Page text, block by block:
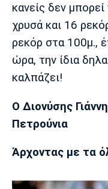
κανείς δεν
χρυσά και 16
ρεκόρ στα 100μ.,
ώρα, την ίδια
καλπάζει!
Ο Διονύσης
Πετρούνια
Άρχοντας με τα